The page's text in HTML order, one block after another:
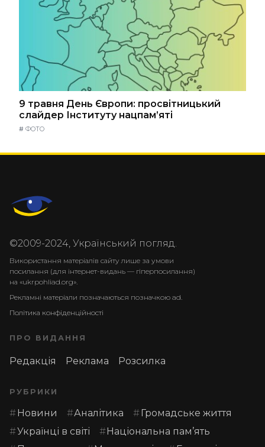
9 травня День Європи: просвітницький
слайдер Інституту нацпам’яті
# ФОТО
©2009-2024, Український погляд.
Використання матеріалів сайту лише за умови
посилання (для інтернет-видань — гіперпосилання)
на «ukrpohliad.org».
Рекламні матеріали позначаються позначкою ad.
Політика конфіденційності
ПРО ВИДАННЯ
Редакція Реклама Розсилка
РУБРИКИ
Новини Аналітика
Громадське життя
Українці в світі
Національна пам’ять